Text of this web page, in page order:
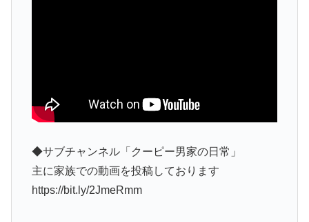
◆サブチャンネル「クーピー男家の日常」
主に家族での動画を投稿しております
https://bit.ly/2JmeRmm